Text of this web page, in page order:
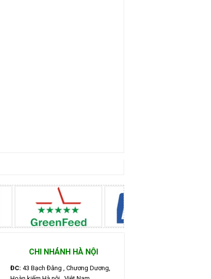
CHI NHÁNH HÀ NỘI
ĐC: 43 Bạch Đằng , Chương Dương,